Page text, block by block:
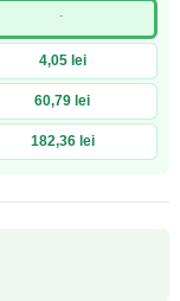
-
4,05 lei
60,79 lei
182,36 lei